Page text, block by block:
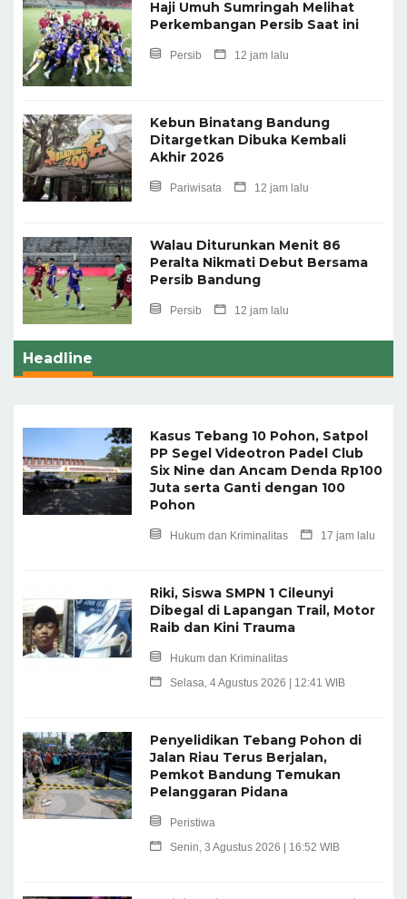
Haji Umuh Sumringah Melihat
Perkembangan Persib Saat ini
Persib 12 jam lalu
Kebun Binatang Bandung
Ditargetkan Dibuka Kembali
Akhir 2026 ‎
Pariwisata 12 jam lalu
Walau Diturunkan Menit 86
Peralta Nikmati Debut Bersama
Persib Bandung
Persib 12 jam lalu
Headline
Kasus Tebang 10 Pohon, Satpol
PP Segel Videotron Padel Club
Six Nine dan Ancam Denda Rp100
Juta serta Ganti dengan 100
Pohon
Hukum dan Kriminalitas 17 jam lalu
Riki, Siswa SMPN 1 Cileunyi
Dibegal di Lapangan Trail, Motor
Raib dan Kini Trauma
Hukum dan Kriminalitas
Selasa, 4 Agustus 2026 | 12:41 WIB
Penyelidikan Tebang Pohon di
Jalan Riau Terus Berjalan,
Pemkot Bandung Temukan
Pelanggaran Pidana
Peristiwa
Senin, 3 Agustus 2026 | 16:52 WIB